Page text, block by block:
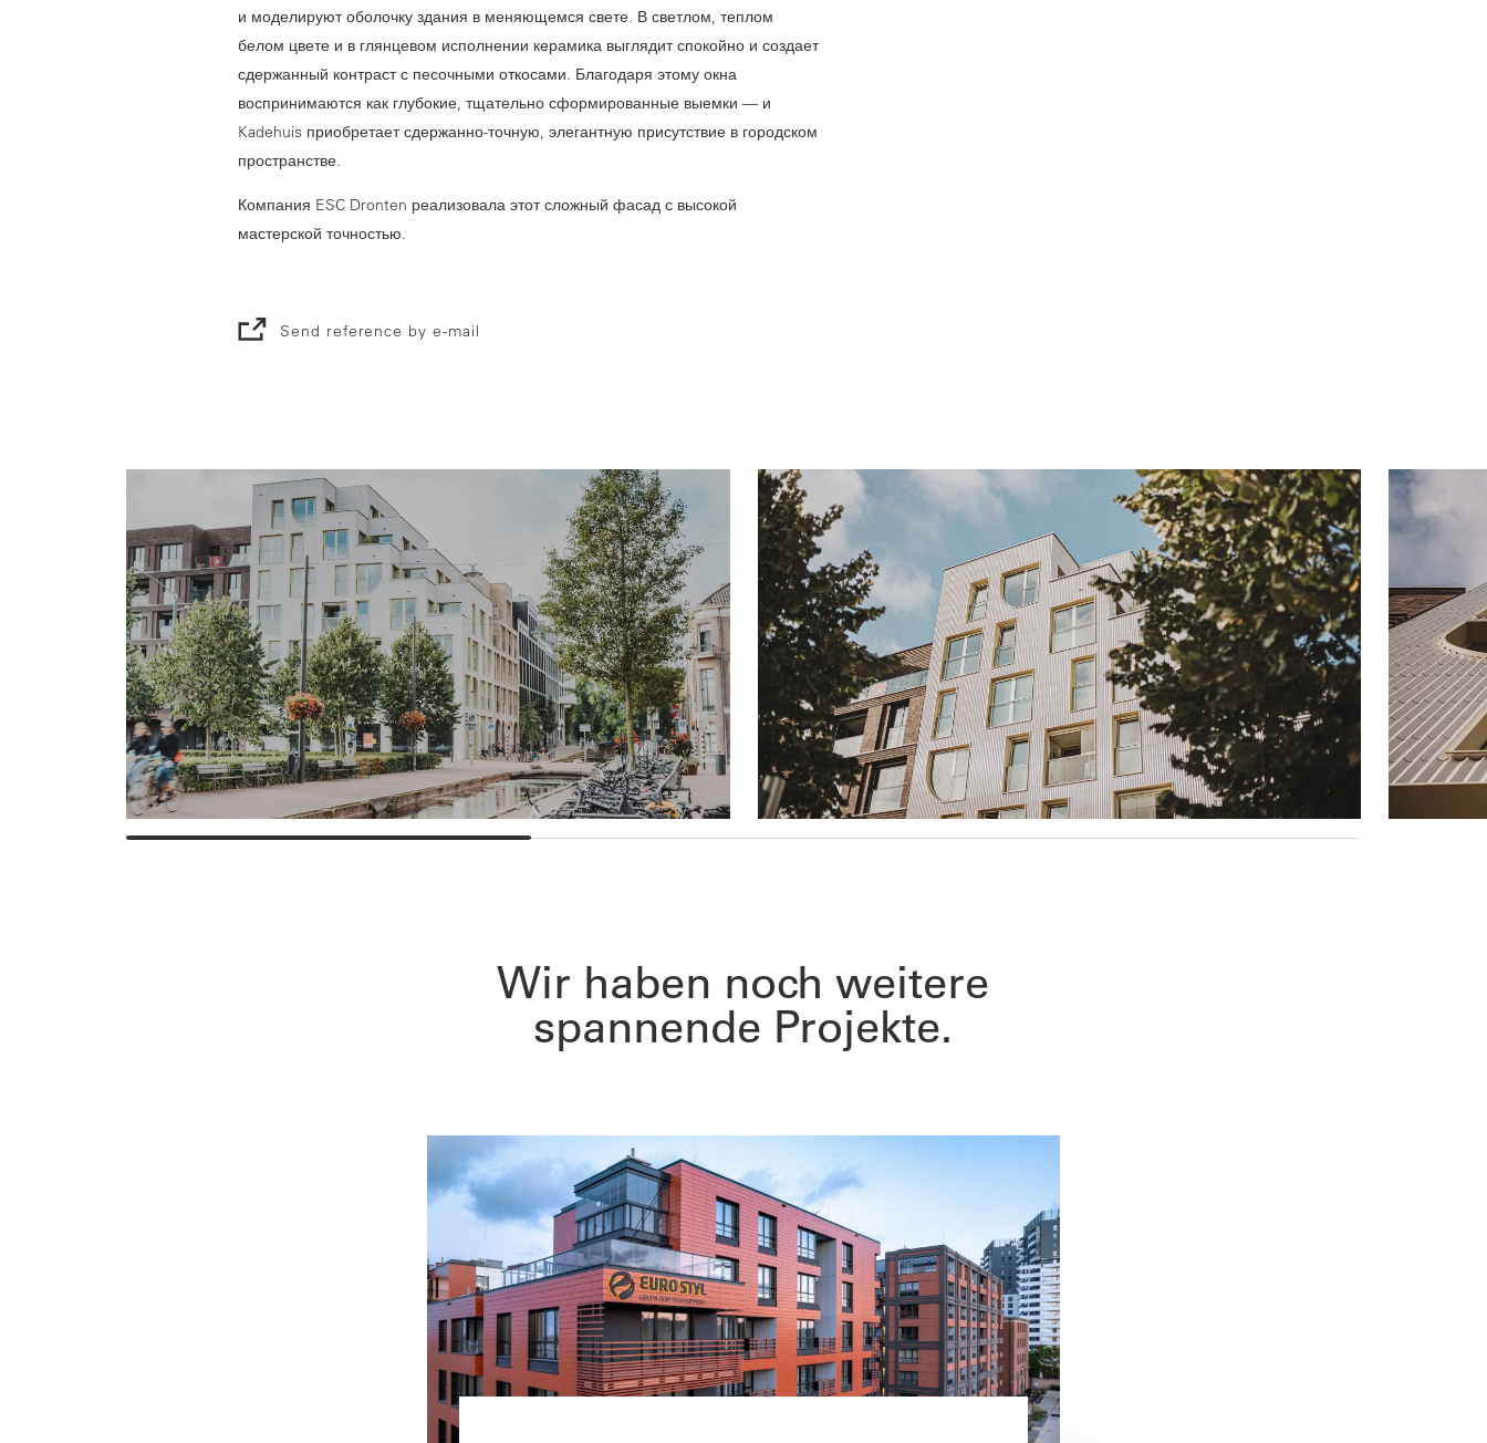
и моделируют оболочку здания в меняющемся свете. В светлом, теплом
белом цвете и в глянцевом исполнении керамика выглядит спокойно и создает
сдержанный контраст с песочными откосами. Благодаря этому окна
воспринимаются как глубокие, тщательно сформированные выемки — и
Kadehuis приобретает сдержанно-точную, элегантную присутствие в городском
пространстве.
Компания ESC Dronten реализовала этот сложный фасад с высокой
мастерской точностью.
Send reference by e-mail
Wir haben noch weitere
spannende Projekte.